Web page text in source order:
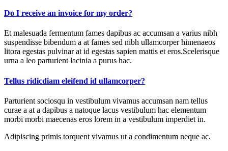
Do I receive an invoice for my order?
Et malesuada fermentum fames dapibus ac accumsan a varius nibh
suspendisse bibendum a at fames sed nibh ullamcorper himenaeos
litora egestas pulvinar at id egestas sapien mattis et eros.Scelerisque
urna a leo parturient lacinia a purus hac.
Tellus ridicdiam eleifend id ullamcorper?
Parturient sociosqu in vestibulum vivamus accumsan nam tellus
curae a at a dapibus a natoque lacus vestibulum hac elementum
morbi morbi maecenas eros lorem in a vestibulum imperdiet in.
Adipiscing primis torquent vivamus ut a condimentum neque ac.